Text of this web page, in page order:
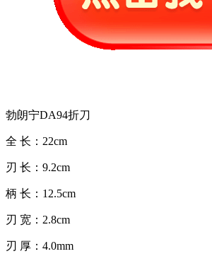
勃朗宁DA94折刀
全 长：22cm
刃 长：9.2cm
柄 长：12.5cm
刃 宽：2.8cm
刃 厚：4.0mm